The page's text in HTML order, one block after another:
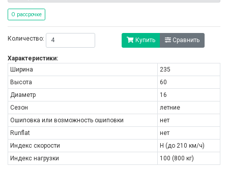
О рассрочке
Количество: Купить Сравнить
Характеристики:
Ширина
235
Высота
60
Диаметр
16
Сезон
летние
Ошиповка или возможность ошиповки
нет
Runflat
нет
Индекс скорости
H (до 210 км/ч)
Индекс нагрузки
100 (800 кг)